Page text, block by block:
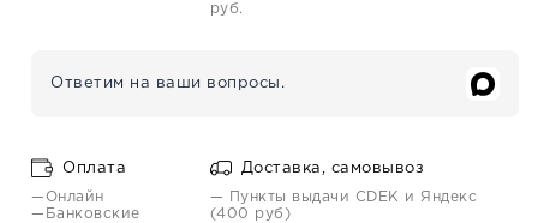
руб.
Ответим на ваши вопросы.
Оплата
—Онлайн
—Банковские
Доставка, самовывоз
— Пункты выдачи CDEK и Яндекс
(400 руб)